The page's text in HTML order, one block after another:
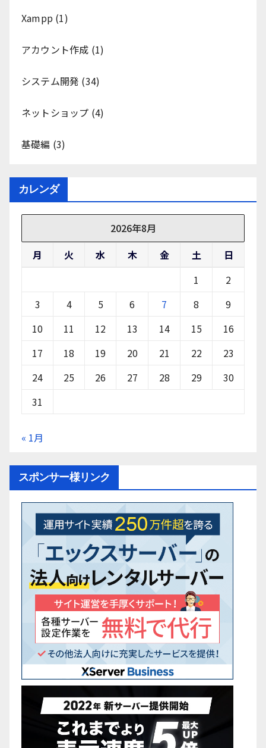
Xampp (1)
アカウント作成 (1)
システム開発 (34)
ネットショップ (4)
基礎編 (3)
カレンダ
2026年8月
月
火 水 木 金 土
日
1
2
3
4 5 6 7 8
9
10
11 12 13 14 15
16
17
18 19 20 21 22
23
24
25 26 27 28 29
30
31
« 1月
スポンサー様リンク